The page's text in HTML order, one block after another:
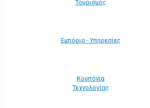
Τουρισμός
Εμπόριο - Υπηρεσίες
Κουπόνια
Τεχνολογίας